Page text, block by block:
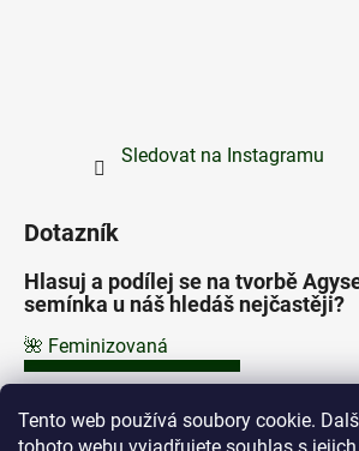
Tento web používá soubory cookie.
Sledovat na Instagramu
Dotazník
Hlasuj a podílej se na tvorbě
semínka u náš hledáš nejčastěji?
🌺 Feminizovaná